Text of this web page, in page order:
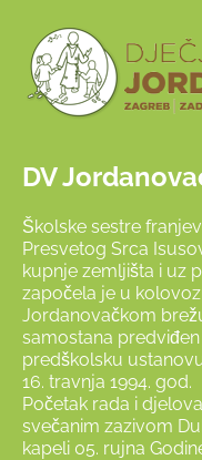
DV
Školske sestre
Presvetog Srca
kupnje zemljišta i uz
započela je u
Jordanovačkom
samostana
predškolsku
16. travnja 1994. god.
Početak rada i
svečanim zazivom
kapeli 05. rujna